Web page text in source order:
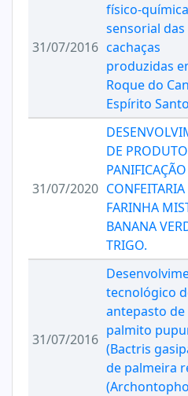
31/07/2016
físico-
sensorial das
cachaças
produzidas
Roque do
Espírito
31/07/2020
DE
PANIFICAÇÃO
FARINHA
BANANA
TRIGO.
31/07/2016
tecnológico
antepasto de
palmito
(Bactris
de palmeira